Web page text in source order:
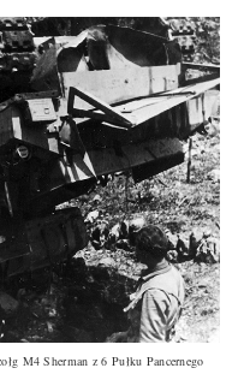
M4 Sherman z 6 Pułku Pancernego